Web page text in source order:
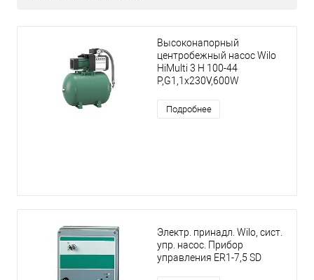
Высоконапорный
центробежный насос Wilo
HiMulti 3 H 100-44
P,G1,1x230V,600W
Подробнее
Электр. принадл. Wilo, сист.
упр. насос. Прибор
управления ER1-7,5 SD